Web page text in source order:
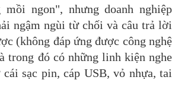
mồi ngon", nhưng doanh nghiệp
ngậm ngùi từ chối và câu trả lời
(không đáp ứng được công nghệ
trong đó có những linh kiện nghe
sạc pin, cáp USB, vỏ nhựa, tai